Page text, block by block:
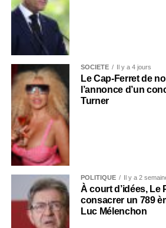
SOCIÉTÉ Il y a 4 jours
Le Cap-Ferret de
l’annonce d’un
Turner
POLITIQUE Il y a 2
À court d’idées, Le
consacrer un 789
Luc Mélenchon